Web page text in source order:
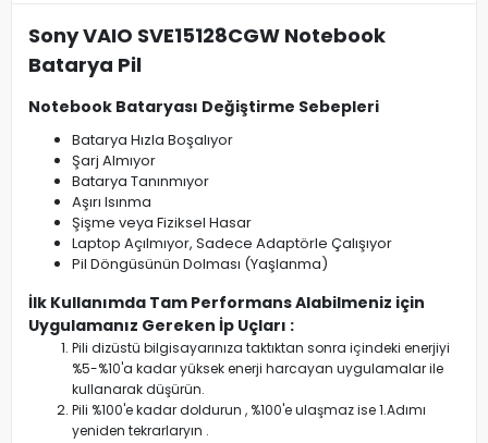
Sony VAIO SVE15128CGW Notebook
Batarya Pil
Notebook Bataryası Değiştirme Sebepleri
Batarya Hızla Boşalıyor
Şarj Almıyor
Batarya Tanınmıyor
Aşırı Isınma
Şişme veya Fiziksel Hasar
Laptop Açılmıyor, Sadece Adaptörle Çalışıyor
Pil Döngüsünün Dolması (Yaşlanma)
İlk Kullanımda Tam Performans Alabilmeniz için
Uygulamanız Gereken İp Uçları :
Pili dizüstü bilgisayarınıza taktıktan sonra içindeki enerjiyi
%5-%10'a kadar yüksek enerji harcayan uygulamalar ile
kullanarak düşürün.
Pili %100'e kadar doldurun , %100'e ulaşmaz ise 1.Adımı
yeniden tekrarlaryın .